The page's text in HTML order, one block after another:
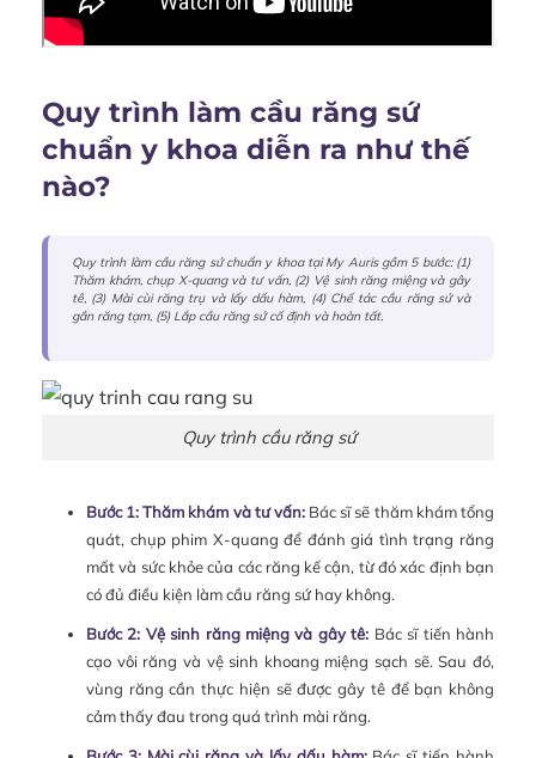
Quy trình làm cầu răng sứ
chuẩn y khoa diễn ra như thế
nào?
Quy trình làm cầu răng sứ chuẩn y khoa tại My Auris gồm 5 bước: (1)
Thăm khám, chụp X-quang và tư vấn, (2) Vệ sinh răng miệng và gây
tê, (3) Mài cùi răng trụ và lấy dấu hàm, (4) Chế tác cầu răng sứ và
gắn răng tạm, (5) Lắp cầu răng sứ cố định và hoàn tất.
Quy trình cầu răng sứ
Bước 1: Thăm khám và tư vấn:Bác sĩ sẽ thăm khám tổng
quát, chụp phim X-quang để đánh giá tình trạng răng
mất và sức khỏe của các răng kế cận, từ đó xác định bạn
có đủ điều kiện làm cầu răng sứ hay không.
Bước 2: Vệ sinh răng miệng và gây tê: Bác sĩ tiến hành
cạo vôi răng và vệ sinh khoang miệng sạch sẽ. Sau đó,
vùng răng cần thực hiện sẽ được gây tê để bạn không
cảm thấy đau trong quá trình mài răng.